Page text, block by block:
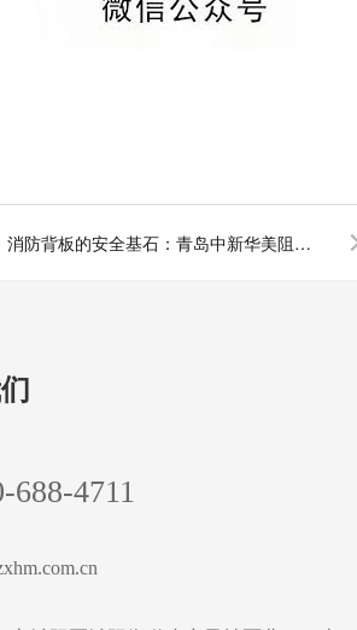
消防背板的安全基石：青岛中新华美阻燃尼龙材料的卓越价值
688-4711